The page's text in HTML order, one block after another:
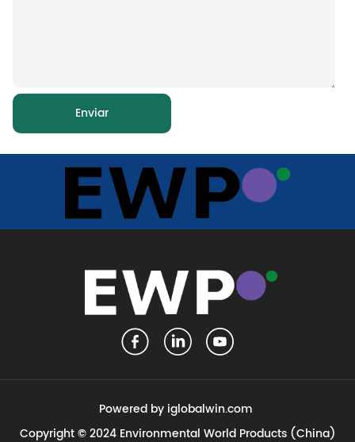
Enviar
Powered by iglobalwin.com
Copyright © 2024 Environmental World Products (China)